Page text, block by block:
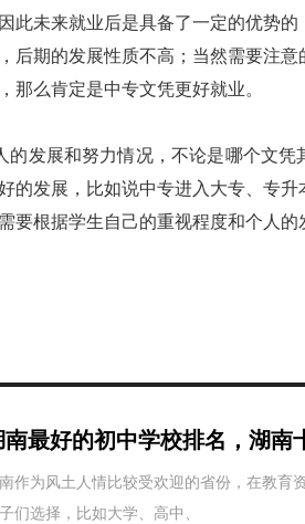
此未来就业后是具备了一定的优势的
后期的发展性质不高；当然需要注
那么肯定是中专文凭更好就业。
发展和努力情况，不论是哪个文凭
的发展，比如说中专进入大专、专升
要根据学生自己的重视程度和个人的
南最好的初中学校排名，湖南
作为风土人情比较受欢迎的省份，在教育
们选择，比如大学、高中、